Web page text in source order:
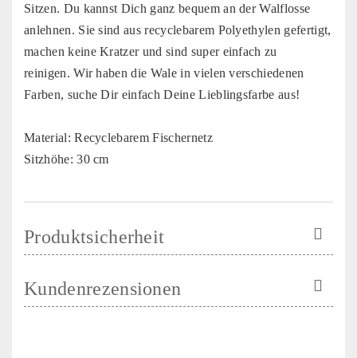
Sitzen. Du kannst Dich ganz bequem an der Walflosse
anlehnen. Sie sind aus recyclebarem Polyethylen gefertigt,
machen keine Kratzer und sind super einfach zu
reinigen. Wir haben die Wale in vielen verschiedenen
Farben, suche Dir einfach Deine Lieblingsfarbe aus!
Material: Recyclebarem Fischernetz
Sitzhöhe: 30 cm
Produktsicherheit
Kundenrezensionen